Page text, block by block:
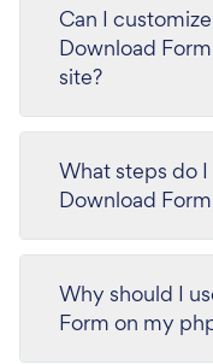
Can I
Download
site?
What steps do
Download
Why should I
Form on my